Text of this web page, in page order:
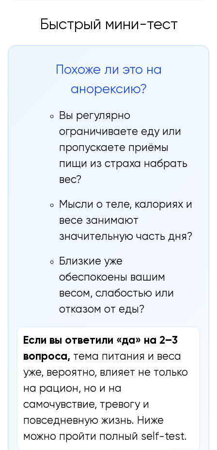
Быстрый мини-тест
Похоже ли это на
анорексию?
Вы регулярно
ограничиваете еду или
пропускаете приёмы
пищи из страха набрать
вес?
Мысли о теле, калориях и
весе занимают
значительную часть дня?
Близкие уже
обеспокоены вашим
весом, слабостью или
отказом от еды?
Если вы ответили «да» на 2–3
вопроса, тема питания и веса
уже, вероятно, влияет не только
на рацион, но и на
самочувствие, тревогу и
повседневную жизнь. Ниже
можно пройти полный self-test.